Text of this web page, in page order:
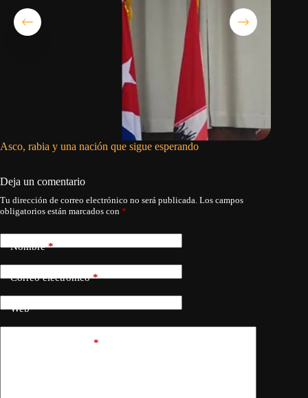
Asco, rabia y una nación que sigue esperando
Deja un comentario
Tu dirección de correo electrónico no será publicada. Los campos
obligatorios están marcados con *
Nombre*
Correo electrónico*
Web
*